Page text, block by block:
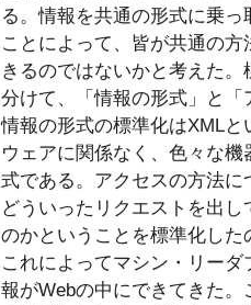
る。情報を共通の形式に乗っ
ことによって、皆が共通の方
きるのではないかと考えた。
分けて、「情報の形式」と
情報の形式の標準化はXML
ウェアに関係なく、色々な
式である。アクセスの方法
どういったリクエストを出
のかということを標準化し
これによってマシン・リー
報がWebの中にできてきた